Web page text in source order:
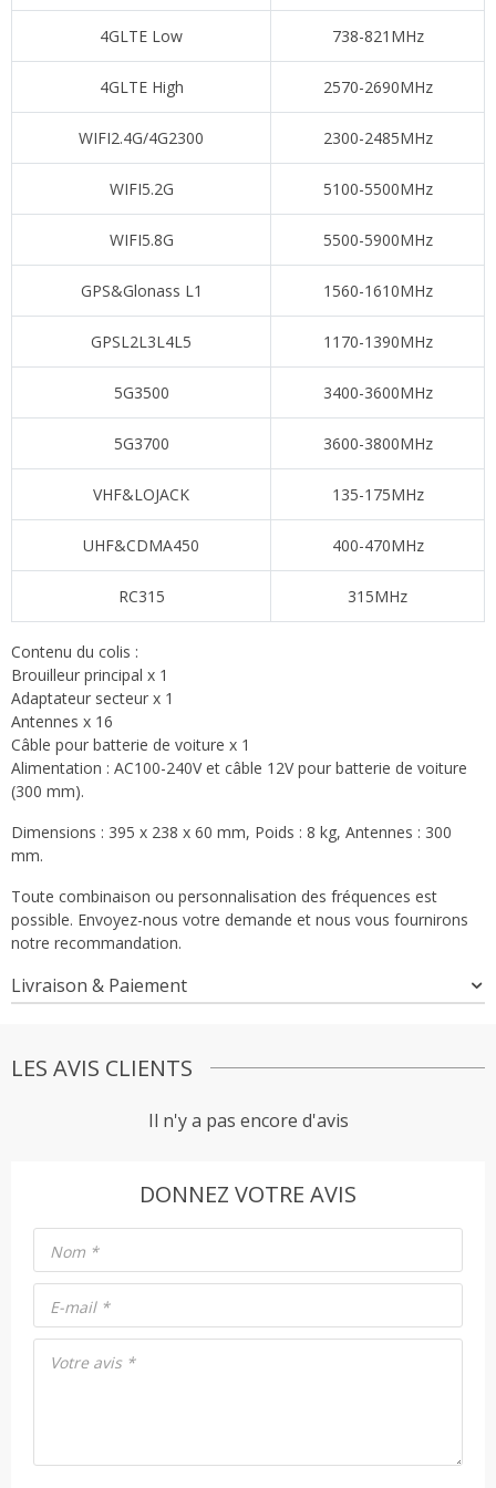
4GLTE Low 738-821MHz
4GLTE High 2570-2690MHz
WIFI2.4G/4G2300 2300-2485MHz
WIFI5.2G 5100-5500MHz
WIFI5.8G 5500-5900MHz
GPS&Glonass L1 1560-1610MHz
GPSL2L3L4L5 1170-1390MHz
5G3500 3400-3600MHz
5G3700 3600-3800MHz
VHF&LOJACK 135-175MHz
UHF&CDMA450 400-470MHz
RC315 315MHz
Contenu du colis :
Brouilleur principal x 1
Adaptateur secteur x 1
Antennes x 16
Câble pour batterie de voiture x 1
Alimentation : AC100-240V et câble 12V pour batterie de voiture
(300 mm).
Dimensions : 395 x 238 x 60 mm, Poids : 8 kg, Antennes : 300
mm.
Toute combinaison ou personnalisation des fréquences est
possible. Envoyez-nous votre demande et nous vous fournirons
notre recommandation.
Livraison & Paiement
LES AVIS CLIENTS
Il n'y a pas encore d'avis
DONNEZ VOTRE AVIS
Votre avis *
Nom *
E-mail *